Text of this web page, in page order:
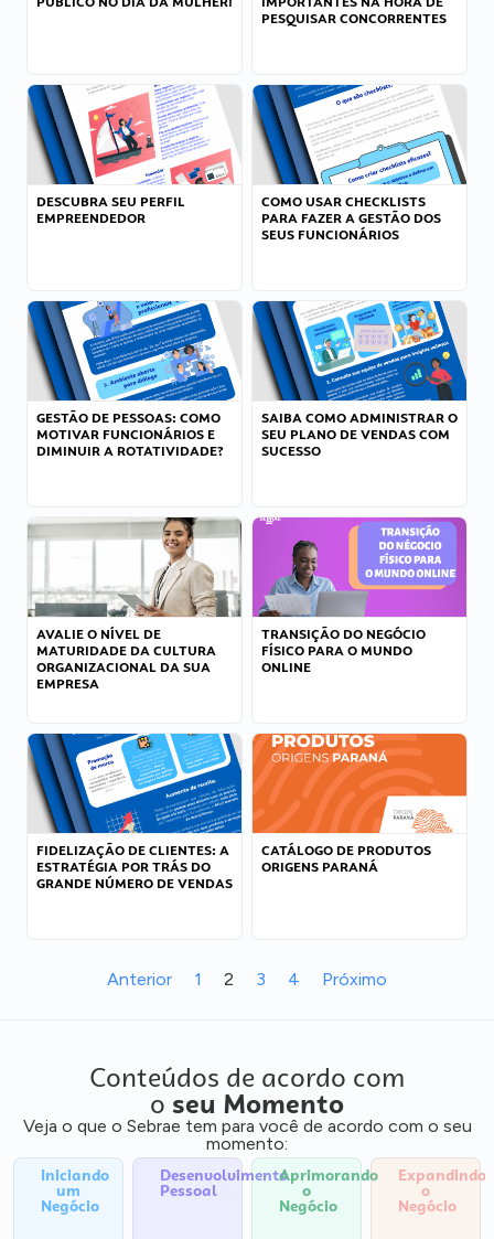
PESQUISAR CONCORRENTES
DESCUBRA SEU PERFIL
EMPREENDEDOR
COMO USAR CHECKLISTS
PARA FAZER A GESTÃO DOS
SEUS FUNCIONÁRIOS
GESTÃO DE PESSOAS: COMO
MOTIVAR FUNCIONÁRIOS E
DIMINUIR A ROTATIVIDADE?
SAIBA COMO ADMINISTRAR O
SEU PLANO DE VENDAS COM
SUCESSO
AVALIE O NÍVEL DE
MATURIDADE DA CULTURA
ORGANIZACIONAL DA SUA
EMPRESA
TRANSIÇÃO DO NEGÓCIO
FÍSICO PARA O MUNDO
ONLINE
FIDELIZAÇÃO DE CLIENTES: A
ESTRATÉGIA POR TRÁS DO
GRANDE NÚMERO DE VENDAS
CATÁLOGO DE PRODUTOS
ORIGENS PARANÁ
Anterior 1 2 3 4 Próximo
Conteúdos de acordo com
o seu Momento
Veja o que o Sebrae tem para você de acordo com o seu
momento:
Iniciando
um
Negócio
Desenvolvimento
Pessoal
Aprimorando
o
Negócio
Expandindo
o
Negócio